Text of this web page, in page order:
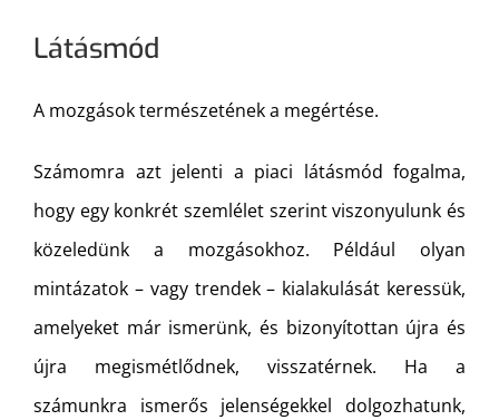
Látásmód
A mozgások természetének a megértése.
Számomra azt jelenti a piaci látásmód fogalma,
hogy egy konkrét szemlélet szerint viszonyulunk és
közeledünk a mozgásokhoz. Például olyan
mintázatok – vagy trendek – kialakulását keressük,
amelyeket már ismerünk, és bizonyítottan újra és
újra megismétlődnek, visszatérnek. Ha a
számunkra ismerős jelenségekkel dolgozhatunk,